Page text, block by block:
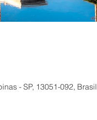
- SP, 13051-092, Brasil